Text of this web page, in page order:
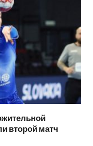
второй матч